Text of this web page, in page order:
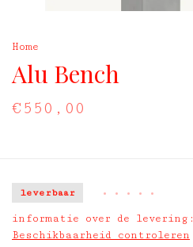
Home
Alu Bench
€550,00
leverbaar • • • • •
informatie over de levering:
Beschikbaarheid controleren